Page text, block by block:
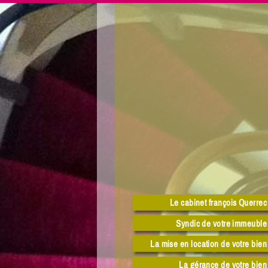
Le cabinet françois Querrec
Syndic de votre immeuble
La mise en location de votre bien
La gérance de votre bien